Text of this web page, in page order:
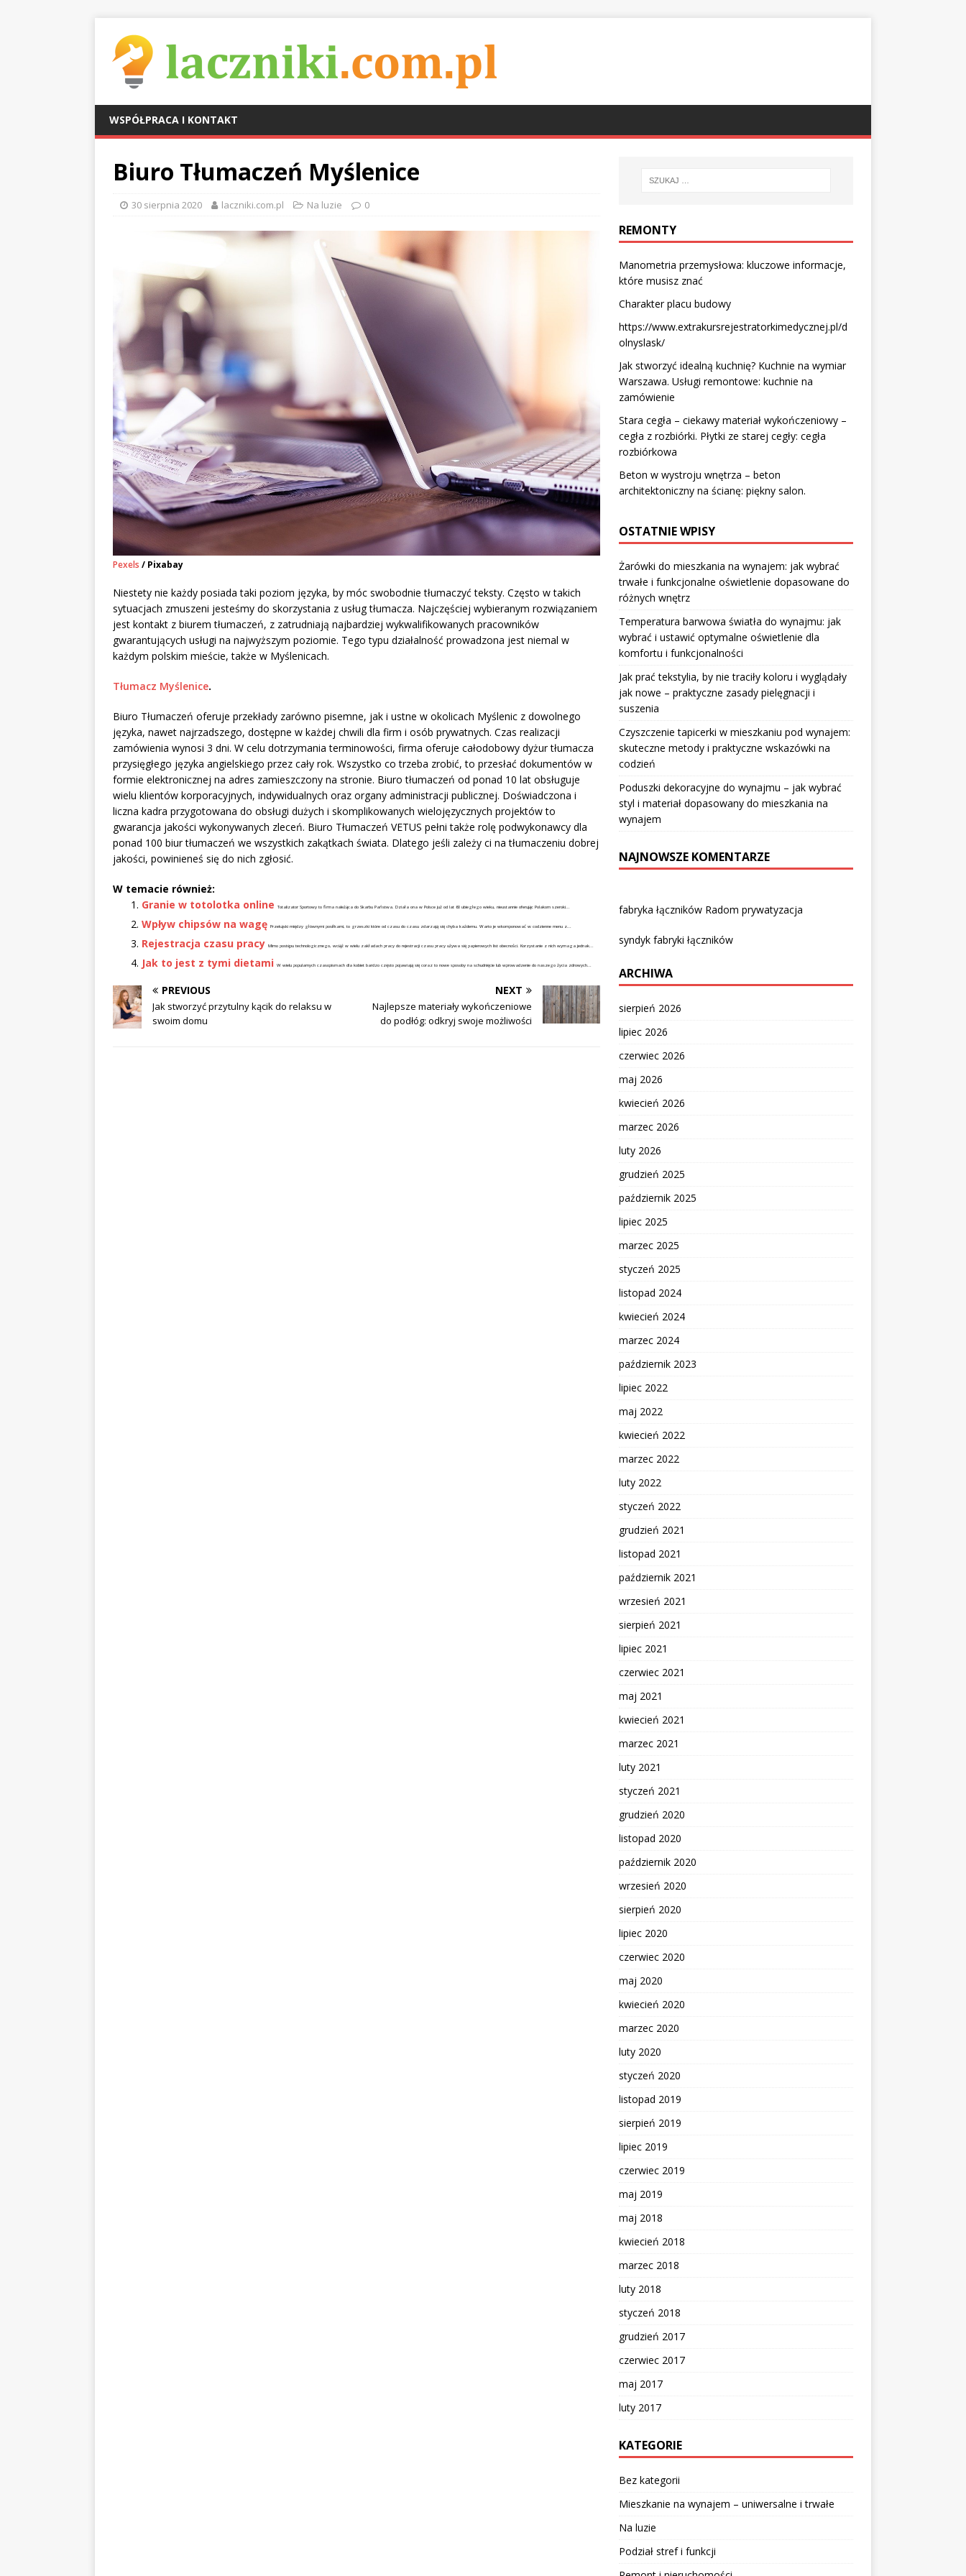
WSPÓŁPRACA I KONTAKT
Biuro Tłumaczeń Myślenice
30 sierpnia 2020 laczniki.com.pl Na luzie 0
Pexels / Pixabay
Niestety nie każdy posiada taki poziom języka, by móc swobodnie tłumaczyć teksty. Często w takich
sytuacjach zmuszeni jesteśmy do skorzystania z usług tłumacza. Najczęściej wybieranym rozwiązaniem
jest kontakt z biurem tłumaczeń, z zatrudniają najbardziej wykwalifikowanych pracowników
gwarantujących usługi na najwyższym poziomie. Tego typu działalność prowadzona jest niemal w
każdym polskim mieście, także w Myślenicach.
Tłumacz Myślenice.
Biuro Tłumaczeń oferuje przekłady zarówno pisemne, jak i ustne w okolicach Myślenic z dowolnego
języka, nawet najrzadszego, dostępne w każdej chwili dla firm i osób prywatnych. Czas realizacji
zamówienia wynosi 3 dni. W celu dotrzymania terminowości, firma oferuje całodobowy dyżur tłumacza
przysięgłego języka angielskiego przez cały rok. Wszystko co trzeba zrobić, to przesłać dokumentów w
formie elektronicznej na adres zamieszczony na stronie. Biuro tłumaczeń od ponad 10 lat obsługuje
wielu klientów korporacyjnych, indywidualnych oraz organy administracji publicznej. Doświadczona i
liczna kadra przygotowana do obsługi dużych i skomplikowanych wielojęzycznych projektów to
gwarancja jakości wykonywanych zleceń. Biuro Tłumaczeń VETUS pełni także rolę podwykonawcy dla
ponad 100 biur tłumaczeń we wszystkich zakątkach świata. Dlatego jeśli zależy ci na tłumaczeniu dobrej
jakości, powinieneś się do nich zgłosić.
W temacie również:
Granie w totolotka online
Totalizator Sportowy to firma należąca do Skarbu Państwa. Działa ona w Polsce już od lat 60 ubiegłego wieku, nieustannie oferując Polakom szeroki...
Wpływ chipsów na wagę Przekąski między głównymi posiłkami, to grzeszki które od czasu do czasu zdarzają się chyba każdemu. Warto je wkomponować w codzienne menu z...
Rejestracja czasu pracy Mimo postępu technologicznego, wciąż w wielu zakładach pracy do rejestracji czasu pracy używa się papierowych list obecności. Korzystanie z nich wymaga jednak...
Jak to jest z tymi dietami W wielu popularnych czasopismach dla kobiet bardzo często pojawiają się coraz to nowe sposoby na schudnięcie lub wprowadzenie do naszego życia zdrowych...
PREVIOUS
Jak stworzyć przytulny kącik do relaksu w
swoim domu
NEXT
Najlepsze materiały wykończeniowe
do podłóg: odkryj swoje możliwości
REMONTY
Manometria przemysłowa: kluczowe informacje,
które musisz znać
Charakter placu budowy
https://www.extrakursrejestratorkimedycznej.pl/d
olnyslask/
Jak stworzyć idealną kuchnię? Kuchnie na wymiar
Warszawa. Usługi remontowe: kuchnie na
zamówienie
Stara cegła – ciekawy materiał wykończeniowy –
cegła z rozbiórki. Płytki ze starej cegły: cegła
rozbiórkowa
Beton w wystroju wnętrza – beton
architektoniczny na ścianę: piękny salon.
OSTATNIE WPISY
Żarówki do mieszkania na wynajem: jak wybrać
trwałe i funkcjonalne oświetlenie dopasowane do
różnych wnętrz
Temperatura barwowa światła do wynajmu: jak
wybrać i ustawić optymalne oświetlenie dla
komfortu i funkcjonalności
Jak prać tekstylia, by nie traciły koloru i wyglądały
jak nowe – praktyczne zasady pielęgnacji i
suszenia
Czyszczenie tapicerki w mieszkaniu pod wynajem:
skuteczne metody i praktyczne wskazówki na
codzień
Poduszki dekoracyjne do wynajmu – jak wybrać
styl i materiał dopasowany do mieszkania na
wynajem
NAJNOWSZE KOMENTARZE
fabryka łączników Radom prywatyzacja
syndyk fabryki łączników
ARCHIWA
sierpień 2026
lipiec 2026
czerwiec 2026
maj 2026
kwiecień 2026
marzec 2026
luty 2026
grudzień 2025
październik 2025
lipiec 2025
marzec 2025
styczeń 2025
listopad 2024
kwiecień 2024
marzec 2024
październik 2023
lipiec 2022
maj 2022
kwiecień 2022
marzec 2022
luty 2022
styczeń 2022
grudzień 2021
listopad 2021
październik 2021
wrzesień 2021
sierpień 2021
lipiec 2021
czerwiec 2021
maj 2021
kwiecień 2021
marzec 2021
luty 2021
styczeń 2021
grudzień 2020
listopad 2020
październik 2020
wrzesień 2020
sierpień 2020
lipiec 2020
czerwiec 2020
maj 2020
kwiecień 2020
marzec 2020
luty 2020
styczeń 2020
listopad 2019
sierpień 2019
lipiec 2019
czerwiec 2019
maj 2019
maj 2018
kwiecień 2018
marzec 2018
luty 2018
styczeń 2018
grudzień 2017
czerwiec 2017
maj 2017
luty 2017
KATEGORIE
Bez kategorii
Mieszkanie na wynajem – uniwersalne i trwałe
Na luzie
Podział stref i funkcji